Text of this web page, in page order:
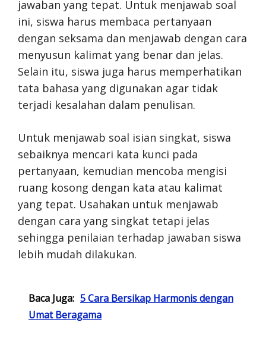
jawaban yang tepat. Untuk menjawab soal
ini, siswa harus membaca pertanyaan
dengan seksama dan menjawab dengan cara
menyusun kalimat yang benar dan jelas.
Selain itu, siswa juga harus memperhatikan
tata bahasa yang digunakan agar tidak
terjadi kesalahan dalam penulisan.
Untuk menjawab soal isian singkat, siswa
sebaiknya mencari kata kunci pada
pertanyaan, kemudian mencoba mengisi
ruang kosong dengan kata atau kalimat
yang tepat. Usahakan untuk menjawab
dengan cara yang singkat tetapi jelas
sehingga penilaian terhadap jawaban siswa
lebih mudah dilakukan.
Baca Juga: 5 Cara Bersikap Harmonis dengan
Umat Beragama